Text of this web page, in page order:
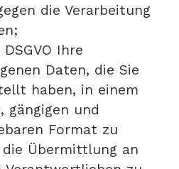
die Verarbeitung
Ihre
Daten, die Sie
haben, in einem
und
Format zu
Übermittlung an